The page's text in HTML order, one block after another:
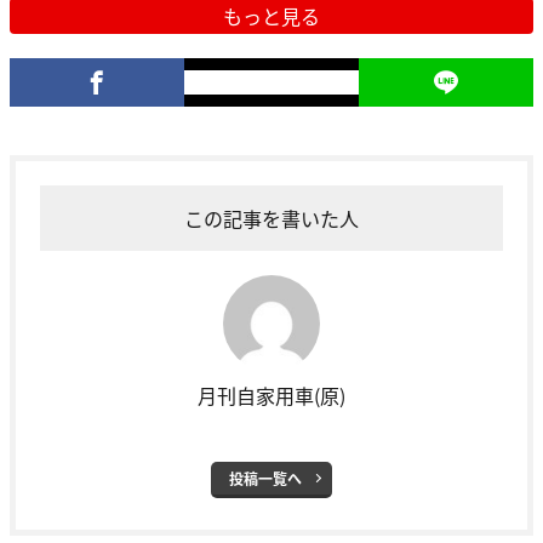
もっと見る
この記事を書いた人
月刊自家用車(原)
投稿一覧へ